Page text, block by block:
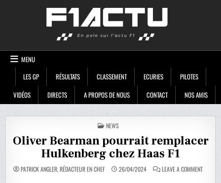
MENU
LES GP
RÉSULTATS CLASSEMENT ECURIES
PILOTES
VIDÉOS
DIRECTS A PROPOS DE NOUS CONTACT NOS AMIS
POSTED
IN
NEWS
Oliver Bearman pourrait remplacer
Hulkenberg chez Haas F1
PATRICK ANGLER, RÉDACTEUR EN CHEF 26/04/2024 LEAVE A COMMENTON